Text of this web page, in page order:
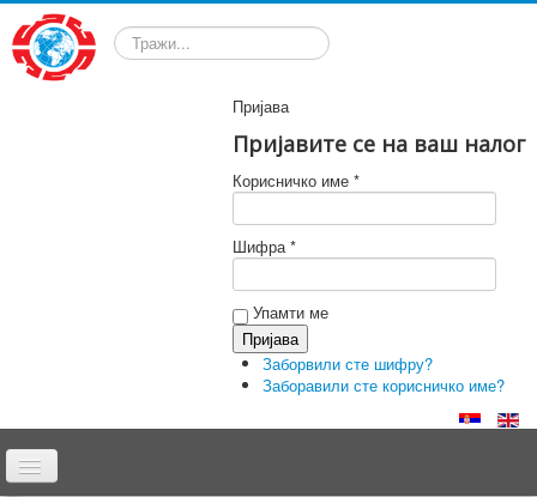
Пријава
Пријавите се на ваш налог
Корисничко име *
Шифра *
Упамти ме
Заборвили сте шифру?
Заборавили сте корисничко име?